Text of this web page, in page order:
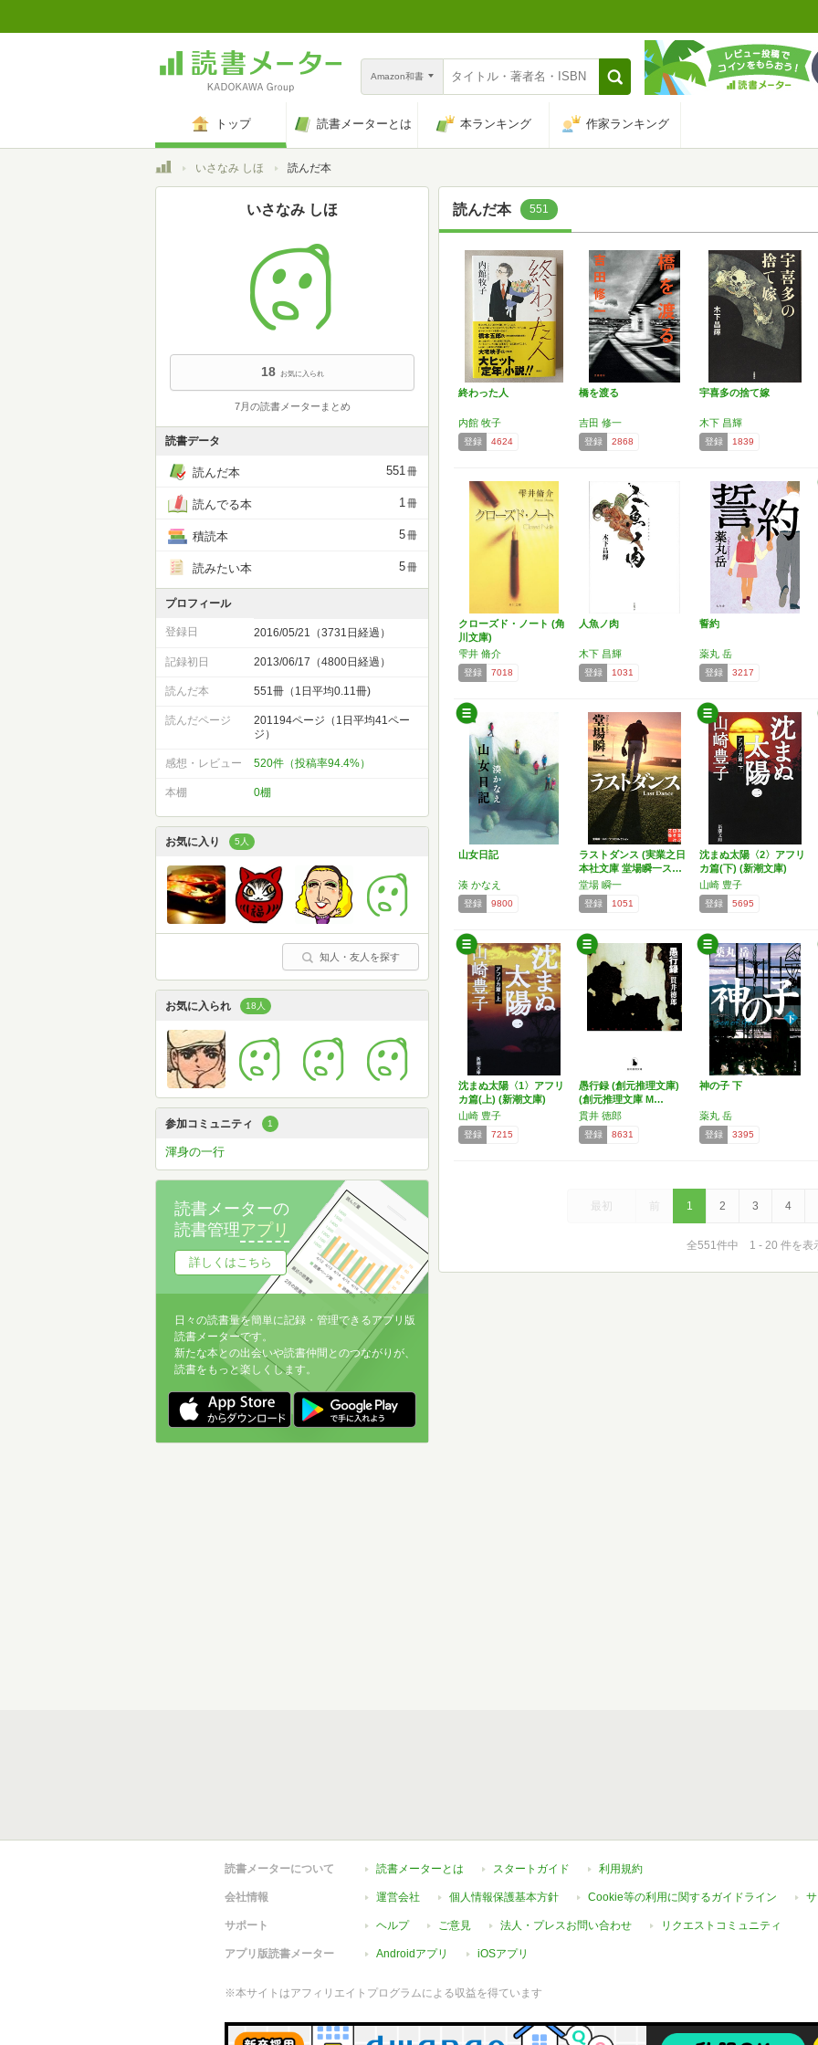
Amazon和書
トップ 読書メーターとは 本ランキング 作家ランキング
トップいさなみ しほ 読んだ本
読んだ本 551
終わった人
内館 牧子
登録 4624
橋を渡る
吉田 修一
登録 2868
宇喜多の捨て嫁
木下 昌輝
登録 1839
クローズド・ノート (角
川文庫)
雫井 脩介
登録 7018
人魚ノ肉
木下 昌輝
登録 1031
誓約
薬丸 岳
登録 3217
山女日記
湊 かなえ
登録 9800
ラストダンス (実業之日
本社文庫 堂場瞬一ス…
堂場 瞬一
登録 1051
沈まぬ太陽〈2〉アフリ
カ篇(下) (新潮文庫)
山崎 豊子
登録 5695
沈まぬ太陽〈1〉アフリ
カ篇(上) (新潮文庫)
山崎 豊子
登録 7215
愚行録 (創元推理文庫)
(創元推理文庫 M…
貫井 徳郎
登録 8631
神の子 下
薬丸 岳
登録 3395
最初 前 1 2 3 4
全551件中 1 - 20 件を表
いさなみ しほ
18 お気に入られ
7月の読書メーターまとめ
読書データ
読んだ本 551冊
読んでる本 1冊
積読本 5冊
読みたい本 5冊
プロフィール
登録日 2016/05/21（3731日経過）
記録初日 2013/06/17（4800日経過）
読んだ本 551冊（1日平均0.11冊)
読んだページ
201194ページ（1日平均41ペー
ジ）
感想・レビュー 520件（投稿率94.4%）
本棚 0棚
お気に入り 5人
知人・友人を探す
お気に入られ 18人
参加コミュニティ 1
渾身の一行
読書メーターの
読書管理アプリ
詳しくはこちら
日々の読書量を簡単に記録・管理できるアプリ版
読書メーターです。
新たな本との出会いや読書仲間とのつながりが、
読書をもっと楽しくします。
読書メーターについて 読書メーターとは スタートガイド 利用規約
会社情報 運営会社 個人情報保護基本方針 Cookie等の利用に関するガイドライン
サポート ヘルプ ご意見 法人・プレスお問い合わせ リクエストコミュニティ
アプリ版読書メーター Androidアプリ iOSアプリ
※本サイトはアフィリエイトプログラムによる収益を得ています